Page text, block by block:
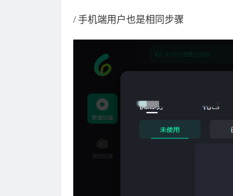
/ 手机端用户也是相同步骤